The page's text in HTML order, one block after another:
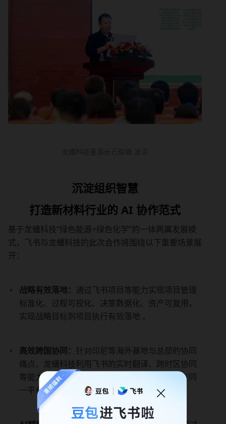
沉淀组织智慧
打造新材料行业的 AI 协作范式
基于龙蟠科技“绿色能源+绿色化学”的一体两翼发展模
式，飞书与龙蟠科技的此次合作将围绕以下重要场景展
开：
战略有效落地： 通过飞书项目等能力实现项目管理
标准化、过程可视化、决策数据化、资产可复用，
实现战略目标到项目执行有效落地 。
高效跨国协同： 针对印尼等海外基地与总部的协同
痛点，龙蟠科技利用飞书的实时翻译、跨时区协同
等能力，打破语言与物理边界，确保全球员工在同
一平台上实时同频。